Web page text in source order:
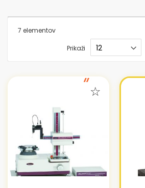
7 elementov
Prikaži